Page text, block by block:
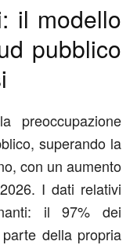
il modello
pubblico
superando la
con un aumento
I dati relativi
il 97% dei
della propria